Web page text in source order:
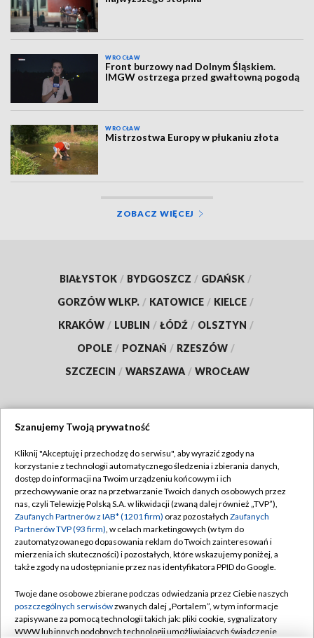
WROCŁAW
Front burzowy nad Dolnym Śląskiem.
IMGW ostrzega przed gwałtowną pogodą
WROCŁAW
Mistrzostwa Europy w płukaniu złota
ZOBACZ WIĘCEJ
BIAŁYSTOK / BYDGOSZCZ / GDAŃSK /
GORZÓW WLKP. / KATOWICE / KIELCE /
KRAKÓW / LUBLIN / ŁÓDŹ / OLSZTYN /
OPOLE / POZNAŃ / RZESZÓW /
SZCZECIN / WARSZAWA / WROCŁAW
TVP
Abonament TVP
Emisja w TVP
Centrum informacji TVP
Naziemna Telewizja Cyfrowa
Rada Programowa
System NOS
Regulamin TVP
Polityka prywatności
Moje zgody
Pomoc
Kontakt
Szanujemy Twoją prywatność
Kliknij "Akceptuję i przechodzę do serwisu", aby wyrazić zgody na
korzystanie z technologii automatycznego śledzenia i zbierania danych,
dostęp do informacji na Twoim urządzeniu końcowym i ich
przechowywanie oraz na przetwarzanie Twoich danych osobowych przez
nas, czyli Telewizję Polską S.A. w likwidacji (zwaną dalej również „TVP”),
Zaufanych Partnerów z IAB* (1201 firm) oraz pozostałych Zaufanych
Partnerów TVP (93 firm), w celach marketingowych (w tym do
zautomatyzowanego dopasowania reklam do Twoich zainteresowań i
mierzenia ich skuteczności) i pozostałych, które wskazujemy poniżej, a
także zgody na udostępnianie przez nas identyfikatora PPID do Google.
Twoje dane osobowe zbierane podczas odwiedzania przez Ciebie naszych
poszczególnych serwisówzwanych dalej „Portalem”, w tym informacje
zapisywane za pomocą technologii takich jak: pliki cookie, sygnalizatory
WWW lub innych podobnych technologii umożliwiających świadczenie